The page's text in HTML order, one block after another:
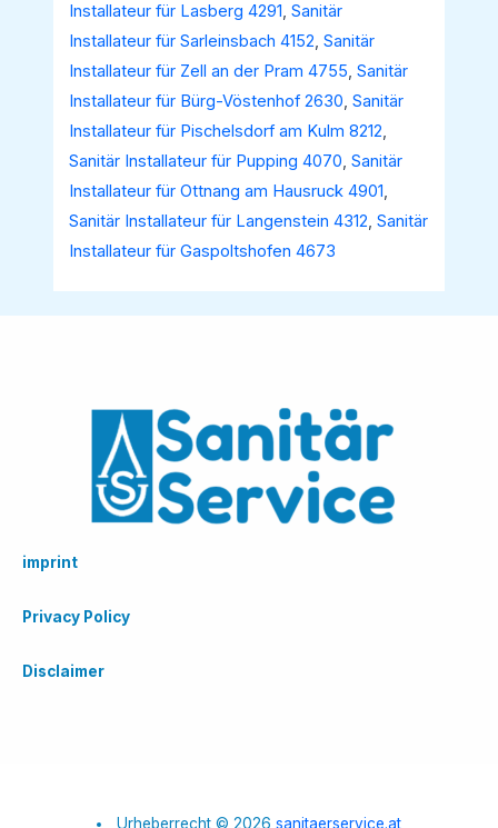
Installateur für Lasberg 4291,Sanitär
Installateur für Sarleinsbach 4152,Sanitär
Installateur für Zell an der Pram 4755,Sanitär
Installateur für Bürg-Vöstenhof 2630,Sanitär
Installateur für Pischelsdorf am Kulm 8212,
Sanitär Installateur für Pupping 4070,Sanitär
Installateur für Ottnang am Hausruck 4901,
Sanitär Installateur für Langenstein 4312,Sanitär
Installateur für Gaspoltshofen 4673
imprint
Privacy Policy
Disclaimer
Urheberrecht © 2026sanitaerservice.at